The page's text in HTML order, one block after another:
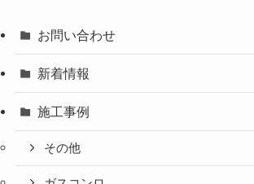
お問い合わせ
新着情報
施工事例
その他